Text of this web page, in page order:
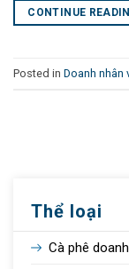
CONTINUE
Posted in Doanh nhân
Thể loại
Cà phê